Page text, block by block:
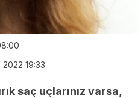
19:33
saç uçlarınız varsa,